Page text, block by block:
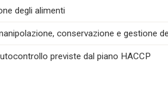
degli alimenti
conservazione e gestione
previste dal piano HACCP